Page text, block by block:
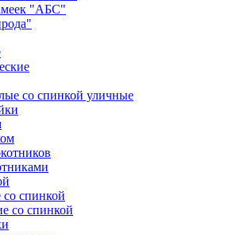
"АБС"
со спинкой уличные
спинкой
со спинкой